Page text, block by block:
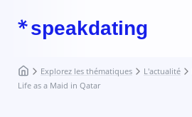
speakdating
Explorez les thématiques L'actualité
Life as a Maid in Qatar